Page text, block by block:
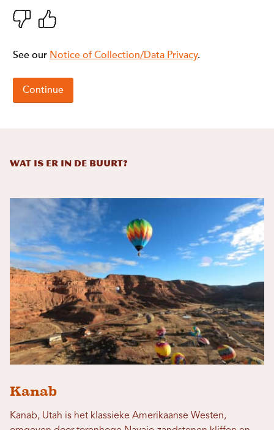
Wat is er in de buurt?
Kanab
Kanab, Utah is het klassieke Amerikaanse Westen,